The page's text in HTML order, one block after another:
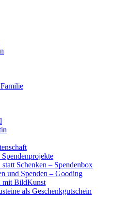
statt Schenken – Spendenbox
und Spenden – Gooding
mit BildKunst
als Geschenkgutschein